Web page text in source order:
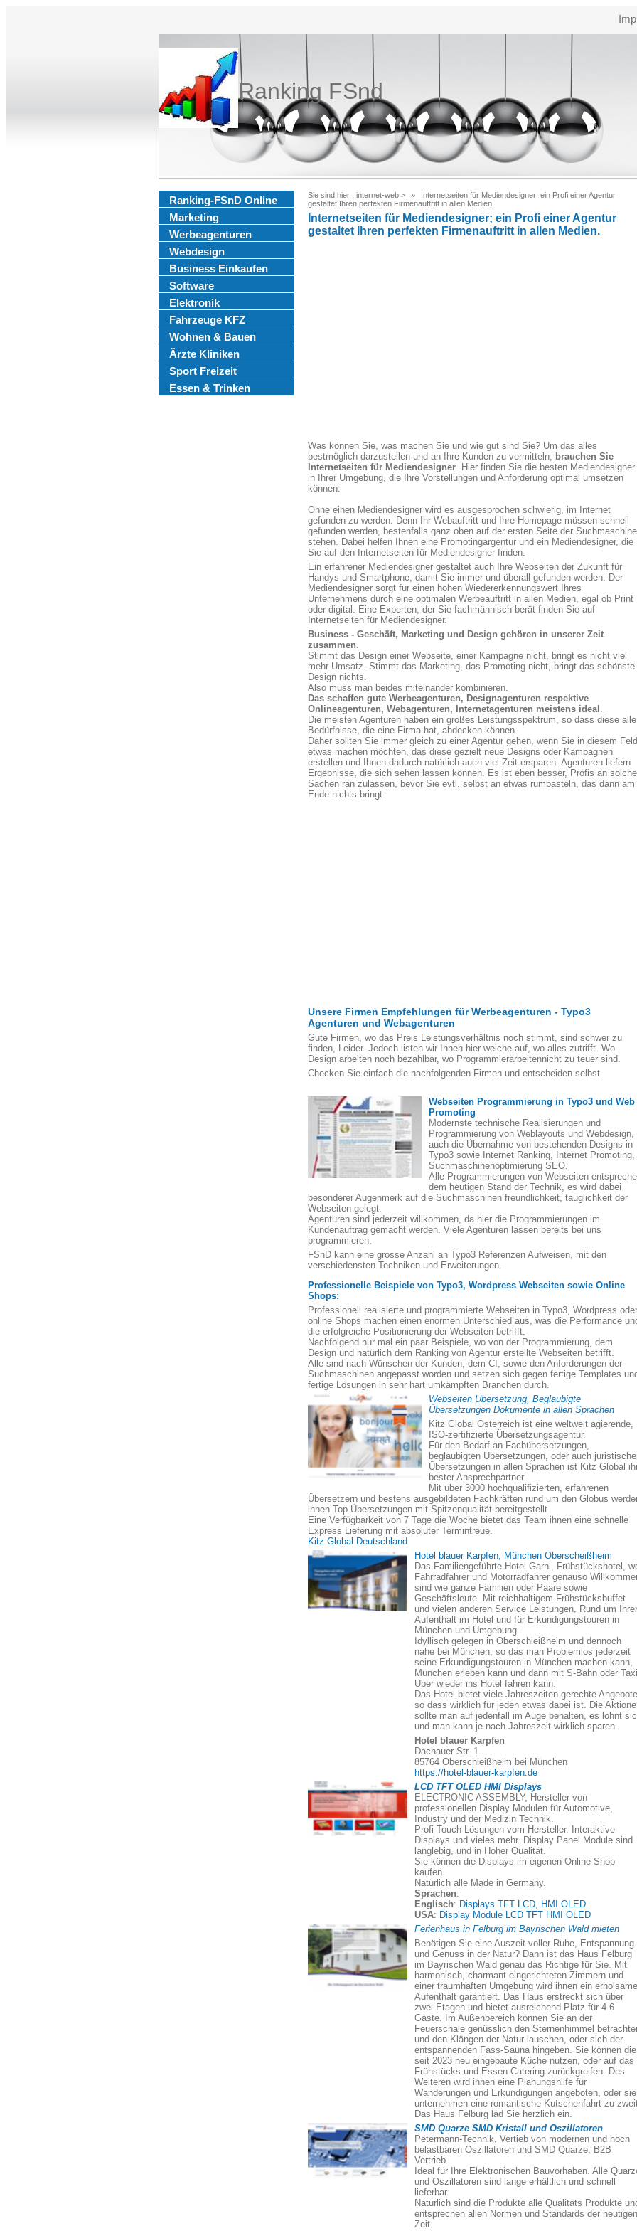
Ranking FSnd
Ranking-FSnD Online
Marketing
Werbeagenturen
Webdesign
Business Einkaufen
Software
Elektronik
Fahrzeuge KFZ
Wohnen & Bauen
Ärzte Kliniken
Sport Freizeit
Essen & Trinken
Sie sind hier : internet-web >
Internetseiten für Mediendesigner; ein Profi einer Agentur
gestaltet Ihren perfekten Firmenauftritt in allen Medien.
Internetseiten für Mediendesigner; ein Profi einer Agentur
gestaltet Ihren perfekten Firmenauftritt in allen Medien.
Was können Sie, was machen Sie und wie gut sind Sie? Um das alles
bestmöglich darzustellen und an Ihre Kunden zu vermitteln, brauchen Sie
Internetseiten für Mediendesigner. Hier finden Sie die besten Mediendesigner
in Ihrer Umgebung, die Ihre Vorstellungen und Anforderung optimal umsetzen
können.
Ohne einen Mediendesigner wird es ausgesprochen schwierig, im Internet
gefunden zu werden. Denn Ihr Webauftritt und Ihre Homepage müssen schnell
gefunden werden, bestenfalls ganz oben auf der ersten Seite der
stehen. Dabei helfen Ihnen eine Promotingargentur und ein Mediendesigner, die
Sie auf den Internetseiten für Mediendesigner finden.
Ein erfahrener Mediendesigner gestaltet auch Ihre Webseiten der Zukunft für
Handys und Smartphone, damit Sie immer und überall gefunden werden. Der
Mediendesigner sorgt für einen hohen Wiedererkennungswert Ihres
Unternehmens durch eine optimalen Werbeauftritt in allen Medien, egal ob Print
oder digital. Eine Experten, der Sie fachmännisch berät finden Sie auf
Internetseiten für Mediendesigner.
Business - Geschäft, Marketing und Design gehören in unserer Zeit
zusammen.
Stimmt das Design einer Webseite, einer Kampagne nicht, bringt es nicht viel
mehr Umsatz. Stimmt das Marketing, das Promoting nicht, bringt das schönste
Design nichts.
Also muss man beides miteinander kombinieren.
Das schaffen gute Werbeagenturen, Designagenturen respektive
Onlineagenturen, Webagenturen, Internetagenturen meistens ideal .
Die meisten Agenturen haben ein großes Leistungsspektrum, so dass diese alle
Bedürfnisse, die eine Firma hat, abdecken können.
Daher sollten Sie immer gleich zu einer Agentur gehen, wenn Sie in diesem Feld
etwas machen möchten, das diese gezielt neue Designs oder Kampagnen
erstellen und Ihnen dadurch natürlich auch viel Zeit ersparen. Agenturen liefern
Ergebnisse, die sich sehen lassen können. Es ist eben besser, Profis an solche
Sachen ran zulassen, bevor Sie evtl. selbst an etwas rumbasteln, das dann am
Ende nichts bringt.
Unsere Firmen Empfehlungen für Werbeagenturen - Typo3
Agenturen und Webagenturen
Gute Firmen, wo das Preis Leistungsverhältnis noch stimmt, sind schwer zu
finden, Leider. Jedoch listen wir Ihnen hier welche auf, wo alles zutrifft. Wo
Design arbeiten noch bezahlbar, wo Programmierarbeitennicht zu teuer sind.
Checken Sie einfach die nachfolgenden Firmen und entscheiden selbst.
Webseiten Programmierung in Typo3 und Web
Promoting
Modernste technische Realisierungen und
Programmierung von Weblayouts und Webdesign,
auch die Übernahme von bestehenden Designs in
Typo3 sowie Internet Ranking, Internet Promoting,
Suchmaschinenoptimierung SEO.
Alle Programmierungen von Webseiten
dem heutigen Stand der Technik, es wird dabei
besonderer Augenmerk auf die Suchmaschinen freundlichkeit, tauglichkeit der
Webseiten gelegt.
Agenturen sind jederzeit willkommen, da hier die Programmierungen im
Kundenauftrag gemacht werden. Viele Agenturen lassen bereits bei uns
programmieren.
FSnD kann eine grosse Anzahl an Typo3 Referenzen Aufweisen, mit den
verschiedensten Techniken und Erweiterungen.
Professionelle Beispiele von Typo3, Wordpress Webseiten sowie Online
Shops:
Professionell realisierte und programmierte Webseiten in Typo3, Wordpress oder
online Shops machen einen enormen Unterschied aus, was die Performance
die erfolgreiche Positionierung der Webseiten betrifft.
Nachfolgend nur mal ein paar Beispiele, wo von der Programmierung, dem
Design und natürlich dem Ranking von Agentur erstellte Webseiten betrifft.
Alle sind nach Wünschen der Kunden, dem CI, sowie den Anforderungen der
Suchmaschinen angepasst worden und setzen sich gegen fertige Templates
fertige Lösungen in sehr hart umkämpften Branchen durch.
Webseiten Übersetzung, Beglaubigte
Übersetzungen Dokumente in allen Sprachen
Kitz Global Österreich ist eine weltweit agierende,
ISO-zertifizierte Übersetzungsagentur.
Für den Bedarf an Fachübersetzungen,
beglaubigten Übersetzungen, oder auch
Übersetzungen in allen Sprachen ist Kitz Global
bester Ansprechpartner.
Mit über 3000 hochqualifizierten, erfahrenen
Übersetzern und bestens ausgebildeten Fachkräften rund um den Globus
ihnen Top-Übersetzungen mit Spitzenqualität bereitgestellt.
Eine Verfügbarkeit von 7 Tage die Woche bietet das Team ihnen eine schnelle
Express Lieferung mit absoluter Termintreue.
Kitz Global Deutschland
Hotel blauer Karpfen, München Oberscheißheim
Das Familiengeführte Hotel Garni, Frühstückshotel,
Fahrradfahrer und Motorradfahrer genauso
sind wie ganze Familien oder Paare sowie
Geschäftsleute. Mit reichhaltigem Frühstücksbuffet
und vielen anderen Service Leistungen, Rund um
Aufenthalt im Hotel und für Erkundigungstouren in
München und Umgebung.
Idyllisch gelegen in Oberschleißheim und dennoch
nahe bei München, so das man Problemlos jederzeit
seine Erkundigungstouren in München machen kann,
München erleben kann und dann mit S-Bahn oder
Uber wieder ins Hotel fahren kann.
Das Hotel bietet viele Jahreszeiten gerechte
so dass wirklich für jeden etwas dabei ist. Die
sollte man auf jedenfall im Auge behalten, es lohnt
und man kann je nach Jahreszeit wirklich sparen.
Hotel blauer Karpfen
Dachauer Str. 1
85764 Oberschleißheim bei München
https://hotel-blauer-karpfen.de
LCD TFT OLED HMI Displays
ELECTRONIC ASSEMBLY, Hersteller von
professionellen Display Modulen für Automotive,
Industry und der Medizin Technik.
Profi Touch Lösungen vom Hersteller. Interaktive
Displays und vieles mehr. Display Panel Module sind
langlebig, und in Hoher Qualität.
Sie können die Displays im eigenen Online Shop
kaufen.
Natürlich alle Made in Germany.
Sprachen:
Englisch: Displays TFT LCD, HMI OLED
USA: Display Module LCD TFT HMI OLED
Ferienhaus in Felburg im Bayrischen Wald mieten
Benötigen Sie eine Auszeit voller Ruhe, Entspannung
und Genuss in der Natur? Dann ist das Haus Felburg
im Bayrischen Wald genau das Richtige für Sie. Mit
harmonisch, charmant eingerichteten Zimmern und
einer traumhaften Umgebung wird ihnen ein
Aufenthalt garantiert. Das Haus erstreckt sich über
zwei Etagen und bietet ausreichend Platz für 4-6
Gäste. Im Außenbereich können Sie an der
Feuerschale genüsslich den Sternenhimmel
und den Klängen der Natur lauschen, oder sich der
entspannenden Fass-Sauna hingeben. Sie können die
seit 2023 neu eingebaute Küche nutzen, oder auf das
Frühstücks und Essen Catering zurückgreifen. Des
Weiteren wird ihnen eine Planungshilfe für
Wanderungen und Erkundigungen angeboten, oder sie
unternehmen eine romantische Kutschenfahrt zu
Das Haus Felburg läd Sie herzlich ein.
SMD Quarze SMD Kristall und Oszillatoren
Petermann-Technik, Vertieb von modernen und hoch
belastbaren Oszillatoren und SMD Quarze. B2B
Vertrieb.
Ideal für Ihre Elektronischen Bauvorhaben. Alle
und Oszillatoren sind lange erhältlich und schnell
lieferbar.
Natürlich sind die Produkte alle Qualitäts Produkte
entsprechen allen Normen und Standards der heutigen
Zeit.